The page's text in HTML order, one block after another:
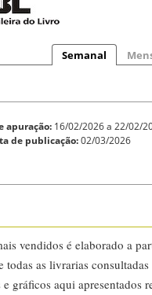
Semanal
apuração:16/02/2026 a 22/02/
de publicação:02/03/2026
vendidos é elaborado a
todas as livrarias
gráficos aqui apresentados